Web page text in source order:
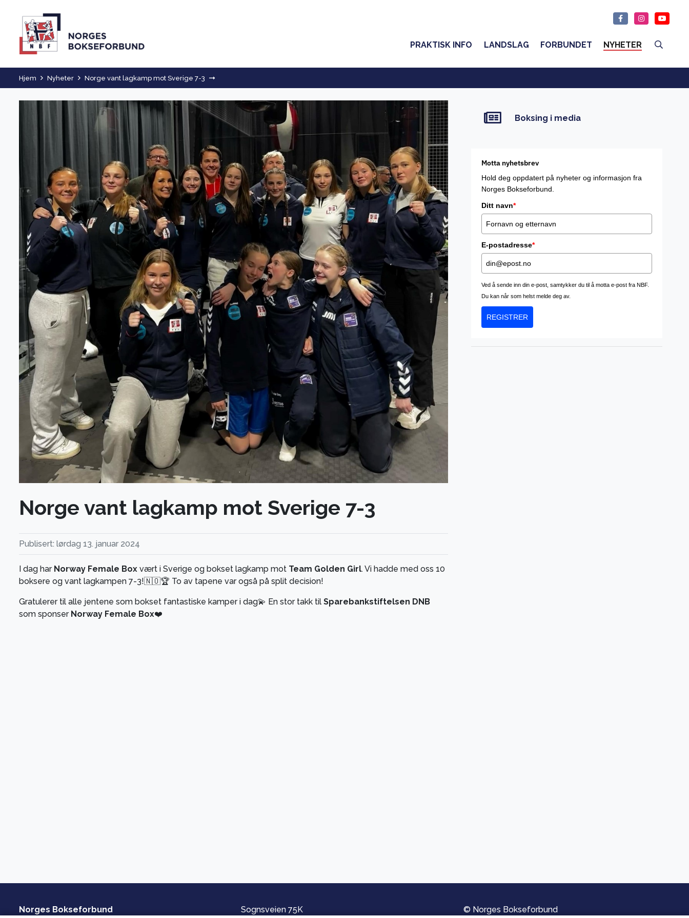
PRAKTISK INFO LANDSLAG FORBUNDET NYHETER
Hjem Nyheter Norge vant lagkamp mot Sverige 7-3
Norge vant lagkamp mot Sverige 7-3
Publisert: lørdag 13. januar 2024
I dag har Norway Female Box vært i Sverige og bokset lagkamp mot Team Golden Girl. Vi hadde med oss 10
boksere og vant lagkampen 7-3!🇳🇴🏆 To av tapene var også på split decision!
Gratulerer til alle jentene som bokset fantastiske kamper i dag💫 En stor takk til Sparebankstiftelsen DNB
som sponser Norway Female Box❤️
Boksing i media
Motta nyhetsbrev
Hold deg oppdatert på nyheter og informasjon fra
Norges Bokseforbund.
Ditt navn*
E-postadresse*
Ved å sende inn din e-post, samtykker du til å motta e-post fra NBF.
Du kan når som helst melde deg av.
REGISTRER
Norges Bokseforbund
Sognsveien 75K
© Norges Bokseforbund